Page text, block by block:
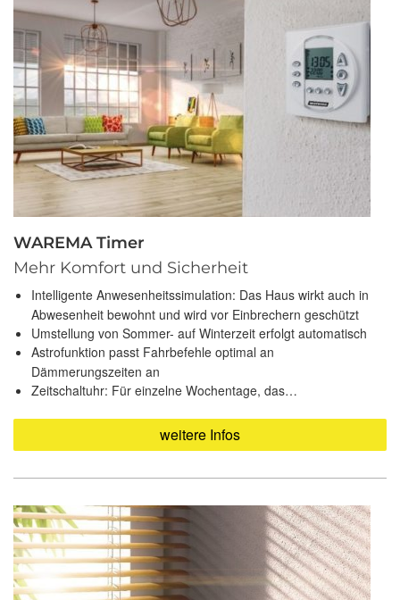
WAREMA Timer
Mehr Komfort und Sicherheit
Intelligente Anwesenheitssimulation: Das Haus wirkt auch in
Abwesenheit bewohnt und wird vor Einbrechern geschützt
Umstellung von Sommer- auf Winterzeit erfolgt automatisch
Astrofunktion passt Fahrbefehle optimal an
Dämmerungszeiten an
Zeitschaltuhr: Für einzelne Wochentage, das…
weitere Infos